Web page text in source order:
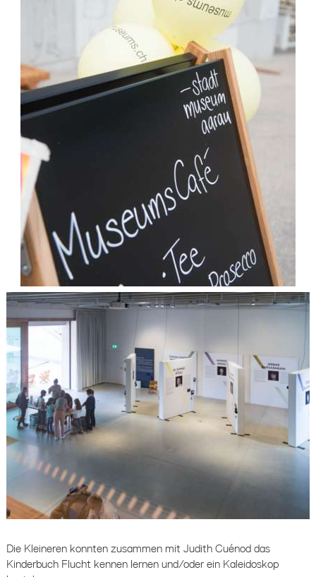
Die Kleineren konnten zusammen mit Judith Cuénod das
Kinderbuch Flucht kennen lernen und/oder ein Kaleidoskop